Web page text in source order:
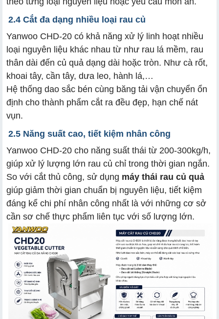
2.4 Cắt đa dạng nhiều loại rau củ
Yanwoo CHD-20 có khả năng xử lý linh hoạt nhiều
loại nguyên liệu khác nhau từ như rau lá mềm, rau
thân dài đến củ quả dạng dài hoặc tròn. Như cà rốt,
khoai tây, cần tây, dưa leo, hành lá,…
Hệ thống dao sắc bén cùng băng tải vận chuyển ổn
định cho thành phẩm cắt ra đều đẹp, hạn chế nát
vụn.
2.5 Năng suất cao, tiết kiệm nhân công
Yanwoo CHD-20 cho năng suất thái từ 200-300kg/h,
giúp xử lý lượng lớn rau củ chỉ trong thời gian ngắn.
So với cắt thủ công, sử dụng máy thái rau củ quả
giúp giảm thời gian chuẩn bị nguyên liệu, tiết kiệm
đáng kể chi phí nhân công nhất là với những cơ sở
cần sơ chế thực phẩm liên tục với số lượng lớn.